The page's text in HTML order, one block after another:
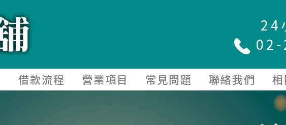
24
借款流程 營業項目 常見問題 聯絡我們